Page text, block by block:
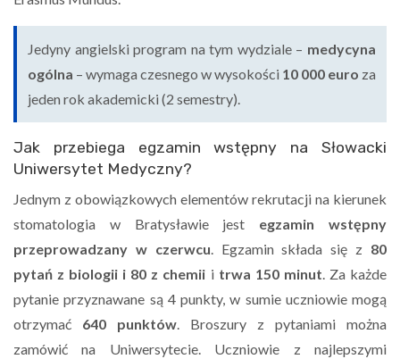
Jedyny angielski program na tym wydziale – medycyna
ogólna – wymaga czesnego w wysokości 10 000 euro za
jeden rok akademicki (2 semestry).
Jak przebiega egzamin wstępny na Słowacki
Uniwersytet Medyczny?
Jednym z obowiązkowych elementów rekrutacji na kierunek
stomatologia w Bratysławie jest egzamin wstępny
przeprowadzany w czerwcu . Egzamin składa się z 80
pytań z biologii i 80 z chemii i trwa 150 minut . Za każde
pytanie przyznawane są 4 punkty, w sumie uczniowie mogą
otrzymać 640 punktów . Broszury z pytaniami można
zamówić na Uniwersytecie. Uczniowie z najlepszymi